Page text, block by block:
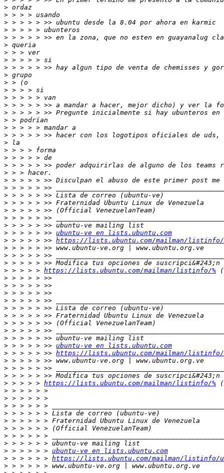
>
>
>
>
>
>
>
>
>
>
>
>
>
>
>
>
>
>
>
>
>
>
>
>
>
>
>
>
>
>
> > > > > >> ubuntu-ve en lists.ubuntu.com
> > > > > >> https://lists.ubuntu.com/mailman/listinfo/
>
>
>
> > > > > https://lists.ubuntu.com/mailman/listinfo/%
>
>
>
>
>
>
>
>
>
> > > > > >> ubuntu-ve en lists.ubuntu.com
> > > > > >> https://lists.ubuntu.com/mailman/listinfo/
>
>
>
> > > > > https://lists.ubuntu.com/mailman/listinfo/%
>
>
>
>
>
>
>
>
> > > > > > ubuntu-ve en lists.ubuntu.com
> > > > > > https://lists.ubuntu.com/mailman/listinfo/
>